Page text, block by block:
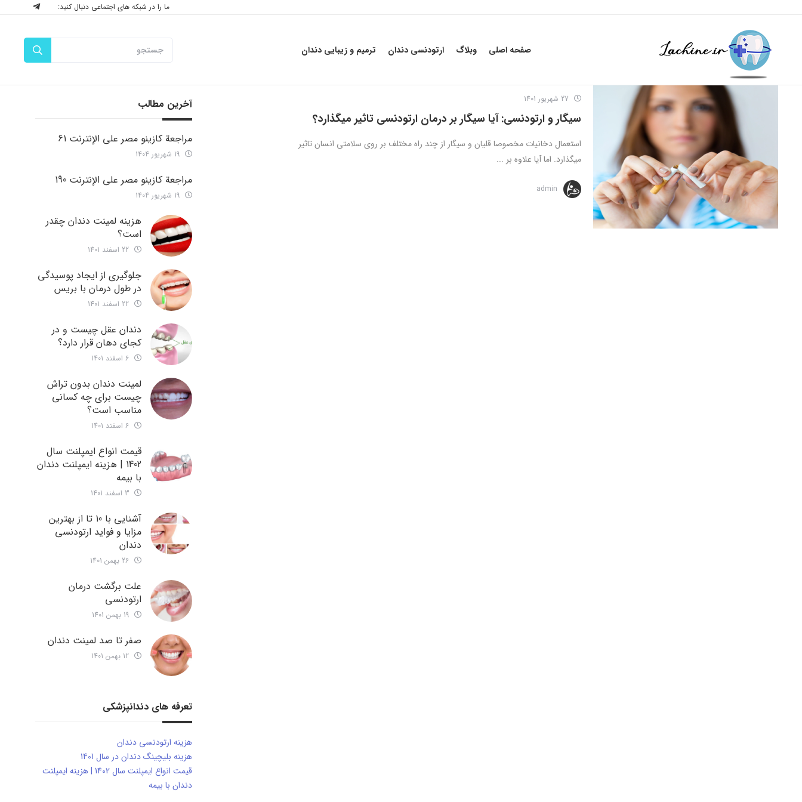
ما را در شبکه های اجتماعی دنبال کنید:
صفحه اصلی وبلاگ ارتودنسی دندان ترمیم و زیبایی دندان
سیگار و ارتودنسی: آیا سیگار بر درمان ارتودنسی تاثیر میگذارد؟
استعمال دخانیات مخصوصا قلیان و سیگار از چند راه مختلف بر روی سلامتی انسان تاثیر
میگذارد. اما آیا علاوه بر ...
admin
آخرین مطالب
مراجعة كازينو مصر على الإنترنت 61
مراجعة كازينو مصر على الإنترنت 190
هزینه لمینت دندان چقدر
است؟
جلوگیری از ایجاد پوسیدگی
در طول درمان با بریس
دندان عقل چیست و در
کجای دهان قرار دارد؟
لمینت دندان بدون تراش
چیست برای چه کسانی
مناسب است؟
قیمت انواع ایمپلنت سال
1402 | هزینه ایمپلنت دندان
با بیمه
آشنایی با 10 تا از بهترین
مزایا و فواید ارتودنسی
دندان
علت برگشت درمان
ارتودنسی
صفر تا صد لمینت دندان
تعرفه های دندانپزشکی
هزینه ارتودنسی دندان
هزینه بلیچینگ دندان در سال 1401
قیمت انواع ایمپلنت سال 1402 | هزینه ایمپلنت
دندان با بیمه